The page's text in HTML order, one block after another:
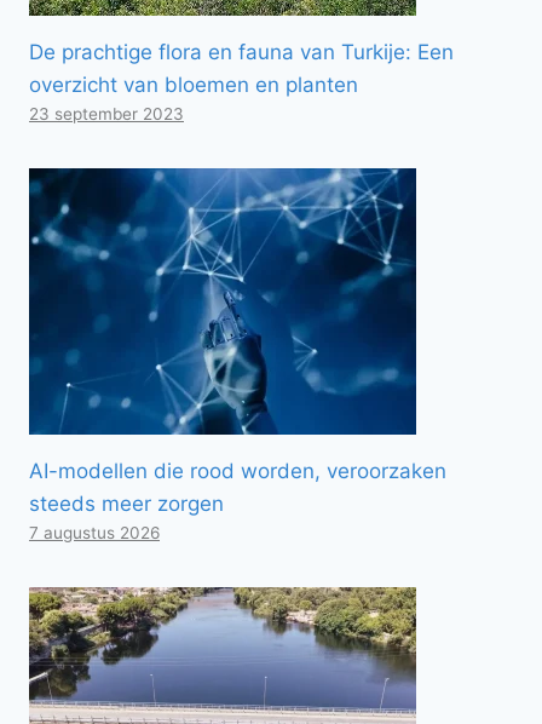
De prachtige flora en fauna van Turkije: Een
overzicht van bloemen en planten
23 september 2023
AI-modellen die rood worden, veroorzaken
steeds meer zorgen
7 augustus 2026